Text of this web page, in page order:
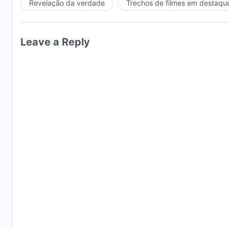
Revelação da verdade Trechos de filmes em
Leave a Reply